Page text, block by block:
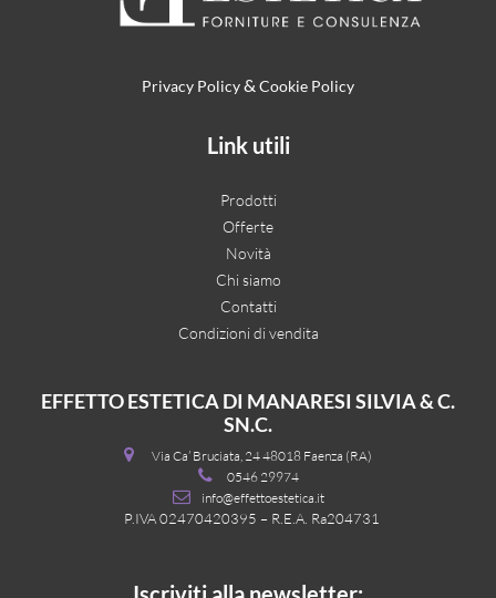
Privacy Policy& Cookie Policy
Link utili
Prodotti
Offerte
Novità
Chi siamo
Contatti
Condizioni di vendita
EFFETTO ESTETICA DI MANARESI SILVIA & C.
SN.C.
Via Ca’ Bruciata, 24 48018 Faenza (RA)
0546 29974
info@effettoestetica.it
P.IVA 02470420395 – R.E.A. Ra204731